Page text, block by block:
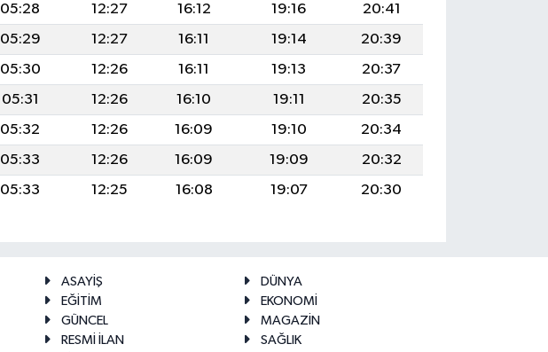
05:28 12:27 16:12 19:16
20:41
05:29 12:27 16:11 19:14
20:39
05:30 12:26 16:11 19:13
20:37
05:31 12:26 16:10 19:11
20:35
05:32 12:26 16:09 19:10
20:34
05:33 12:26 16:09 19:09
20:32
05:33 12:25 16:08 19:07 20:30
ASAYİŞ
DÜNYA
EĞİTİM
EKONOMİ
GÜNCEL
MAGAZİN
RESMİ İLAN
SAĞLIK